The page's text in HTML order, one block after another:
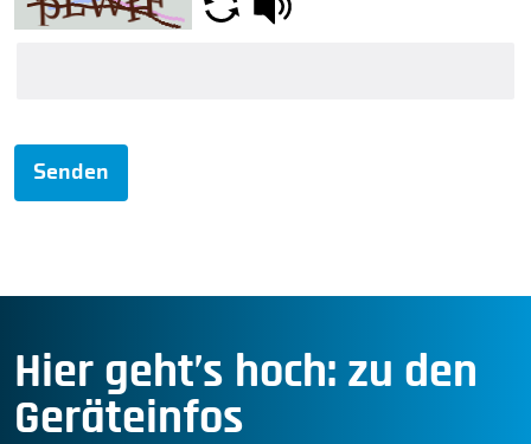
Senden
Hier geht’s hoch: zu den
Geräteinfos